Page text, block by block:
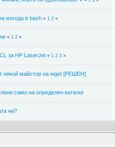
изхода в bash « 1 2»
« 1 2»
за HP LaserJet « 1 2 3»
някой майстор на wget [РЕШЕН]
само на определен каталог
ни?